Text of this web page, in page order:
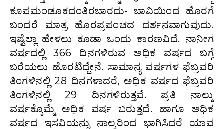
ಕೂಪಮಂಡೂಕದಂತಿರಬಾರದು- ಬಾವಿಯಿಂದ ಹೊರಗೆ
ಬಂದರೆ ಮಾತ್ರ ಹೊರಪ್ರಪಂಚದ ದರ್ಶನವಾಗುವುದು.
ಇಷ್ಟೆಲ್ಲಾ ಹೇಳಲು ಕೂಡಾ ಒಂದು ಕಾರಣವಿದೆ. ನಾನೀಗ
ವರ್ಷದಲ್ಲಿ 366 ದಿನಗಳಿರುವ ಅಧಿಕ ವರ್ಷದ ಬಗ್ಗೆ
ಬರೆಯಲು ಹೊರಟಿದ್ದೇನೆ. ಸಾಮಾನ್ಯ ವರ್ಷಗಳ ಫೆಬ್ರವರಿ
ತಿಂಗಳಿನಲ್ಲಿ 28 ದಿನಗಳಾದರೆ, ಅಧಿಕ ವರ್ಷದ ಫೆಬ್ರವರಿ
ತಿಂಗಳಿನಲ್ಲಿ 29 ದಿನಗಳಿರುತ್ತವೆ. ಪ್ರತಿ ನಾಲ್ಕು
ವರ್ಷಕ್ಕೊಮ್ಮೆ ಅಧಿಕ ವರ್ಷ ಬರುತ್ತದೆ. ಹಾಗೂ ಅಧಿಕ
ವರ್ಷದ ಇಸವಿಯನ್ನು ನಾಲ್ಕರಿಂದ ಭಾಗಿಸಿದರೆ ಯಾವ